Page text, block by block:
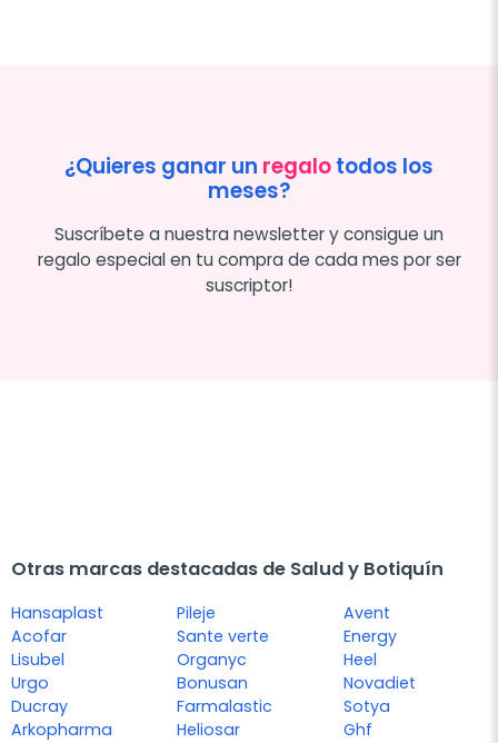
¿Quieres ganar un regalotodos los
meses?
Suscríbete a nuestra newsletter y consigue un
regalo especial en tu compra de cada mes por ser
suscriptor!
Otras marcas destacadas de Salud y Botiquín
Hansaplast
Acofar
Lisubel
Urgo
Ducray
Arkopharma
Pileje
Sante verte
Organyc
Bonusan
Farmalastic
Heliosar
Avent
Energy
Heel
Novadiet
Sotya
Ghf